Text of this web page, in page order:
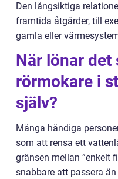
Den långsiktiga
framtida åtgärder, till
gamla eller
När lönar det
rörmokare i
själv?
Många händiga
som att rensa ett
gränsen mellan ”enkelt
snabbare att passera